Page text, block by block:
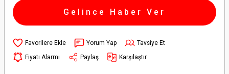
Gelince Haber Ver
Yorum Yap
Tavsiye Et
Fiyatı Alarmı
Paylaş Karşılaştır